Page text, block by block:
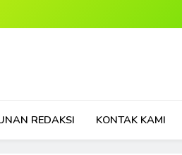
REDAKSI KONTAK KAMI